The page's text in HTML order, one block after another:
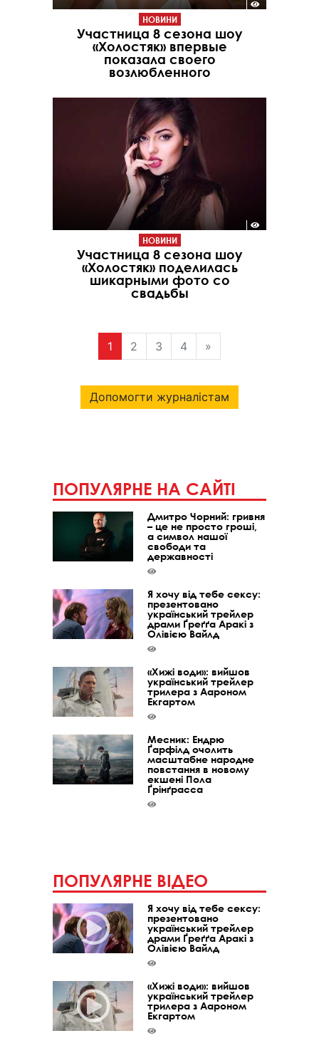
НОВИНИ
Участница 8 сезона шоу
«Холостяк» впервые
показала своего
возлюбленного
НОВИНИ
Участница 8 сезона шоу
«Холостяк» поделилась
шикарными фото со
свадьбы
1 2 3 4 »
Допомогти журналістам
ПОПУЛЯРНЕ НА САЙТІ
Дмитро Чорний: гривня
– це не просто гроші,
а символ нашої
свободи та
державності
Я хочу від тебе сексу:
презентовано
український трейлер
драми Ґреґґа Аракі з
Олівією Вайлд
«Хижі води»: вийшов
український трейлер
трилера з Аароном
Екгартом
Месник: Ендрю
Ґарфілд очолить
масштабне народне
повстання в новому
екшені Пола
Ґрінґрасса
ПОПУЛЯРНЕ ВІДЕО
Я хочу від тебе сексу:
презентовано
український трейлер
драми Ґреґґа Аракі з
Олівією Вайлд
«Хижі води»: вийшов
український трейлер
трилера з Аароном
Екгартом